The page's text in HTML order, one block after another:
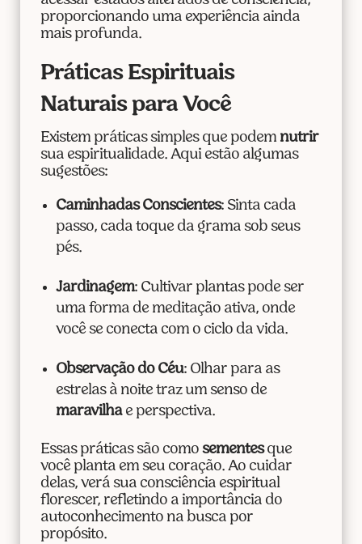
proporcionando uma experiência ainda
mais profunda.
Práticas Espirituais
Naturais para Você
Existem práticas simples que podem nutrir
sua espiritualidade. Aqui estão algumas
sugestões:
Caminhadas Conscientes: Sinta cada
passo, cada toque da grama sob seus
pés.
Jardinagem: Cultivar plantas pode ser
uma forma de meditação ativa, onde
você se conecta com o ciclo da vida.
Observação do Céu: Olhar para as
estrelas à noite traz um senso de
maravilhae perspectiva.
Essas práticas são como sementesque
você planta em seu coração. Ao cuidar
delas, verá sua consciência espiritual
florescer, refletindo a importância do
autoconhecimento na busca por
propósito.